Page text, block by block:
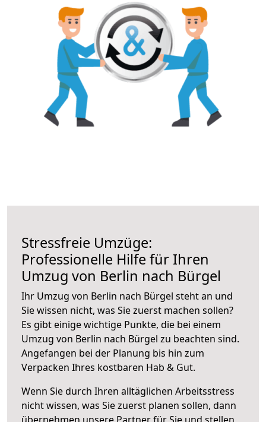
Stressfreie Umzüge:
Professionelle Hilfe für Ihren
Umzug von Berlin nach Bürgel
Ihr Umzug von Berlin nach Bürgel steht an und
Sie wissen nicht, was Sie zuerst machen sollen?
Es gibt einige wichtige Punkte, die bei einem
Umzug von Berlin nach Bürgel zu beachten sind.
Angefangen bei der Planung bis hin zum
Verpacken Ihres kostbaren Hab & Gut.
Wenn Sie durch Ihren alltäglichen Arbeitsstress
nicht wissen, was Sie zuerst planen sollen, dann